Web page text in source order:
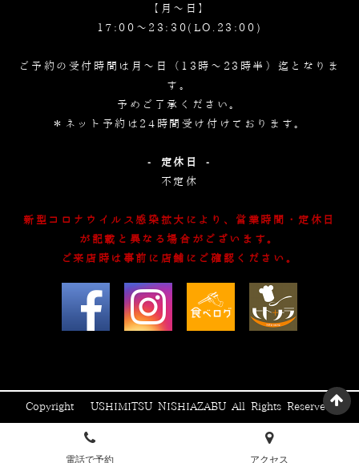
【月～日】
17:00～23:30(LO.23:00)
ご予約の受付時間は月～日（13時～23時半）迄となりま
す。
予めご了承ください。
＊ネット予約は24時間受け付けております。
- 定休日 -
不定休
新型コロナウイルス感染拡大により、営業時間・定休日
が記載と異なる場合がございます。
ご来店時は事前に店舗にご確認ください。
Copyright © USHIMITSU NISHIAZABU All Rights Reserved.
電話で予約 アクセス